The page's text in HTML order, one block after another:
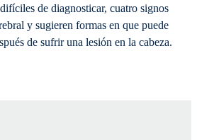
de diagnosticar, cuatro signos
y sugieren formas en que puede
de sufrir una lesión en la cabeza.